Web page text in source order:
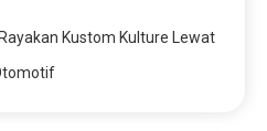
Kustom Kulture Lewat